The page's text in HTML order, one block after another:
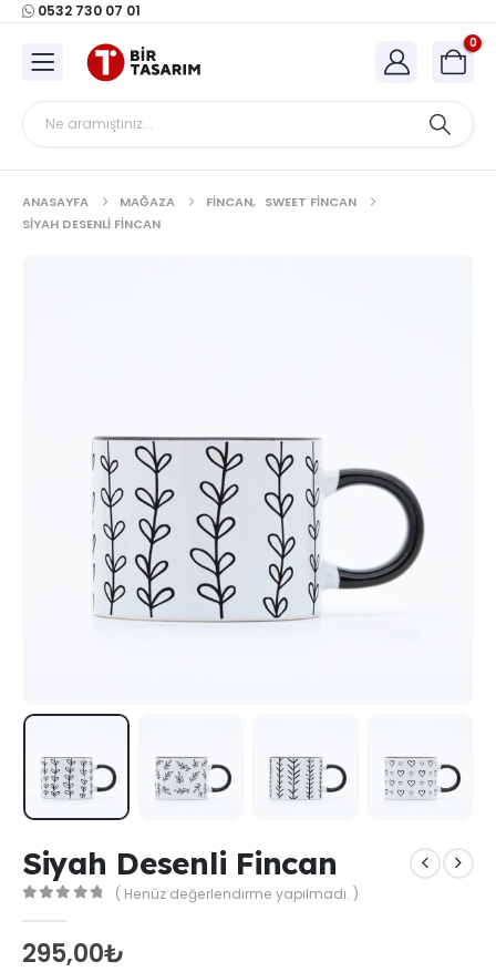
0532 730 07 01
0
ANASAYFA MAĞAZA FINCAN, SWEET FINCAN
SIYAH DESENLI FINCAN
Siyah Desenli Fincan
( Henüz değerlendirme yapılmadı. )
295,00₺